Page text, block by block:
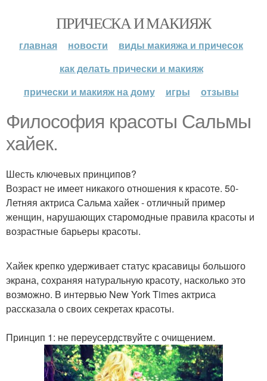
ПРИЧЕСКА И МАКИЯЖ
главная новости
виды макияжа и причесок
как делать прически и макияж
прически и макияж на дому
игры отзывы
Философия красоты Сальмы
хайек.
Шесть ключевых принципов?
Возраст не имеет никакого отношения к красоте. 50-
Летняя актриса Сальма хайек - отличный пример
женщин, нарушающих старомодные правила красоты и
возрастные барьеры красоты.
Хайек крепко удерживает статус красавицы большого
экрана, сохраняя натуральную красоту, насколько это
возможно. В интервью New York Times актриса
рассказала о своих секретах красоты.
Принцип 1: не переусердствуйте с очищением.